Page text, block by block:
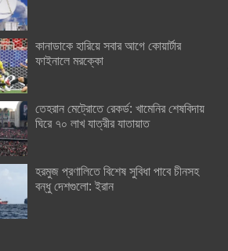
কানাডাকে হারিয়ে সবার আগে কোয়ার্টার
ফাইনালে মরক্কো
তেহরান মেট্রোতে রেকর্ড: খামেনির শেষবিদায়
ঘিরে ৭০ লাখ যাত্রীর যাতায়াত
হরমুজ প্রণালিতে বিশেষ সুবিধা পাবে চীনসহ
বন্ধু দেশগুলো: ইরান